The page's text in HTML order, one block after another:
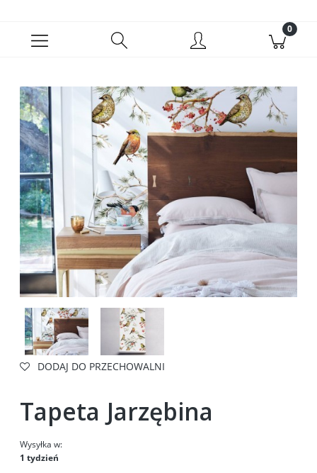
DODAJ DO PRZECHOWALNI
Tapeta Jarzębina
Wysyłka w:
1 tydzień